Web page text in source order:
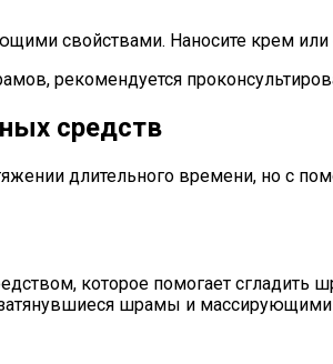
свойствами. Наносите крем
рекомендуется
средств
длительного времени, но с
которое помогает
шрамы и